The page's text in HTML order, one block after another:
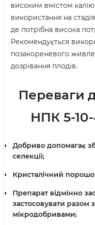
високим вмістом
використання на
де потрібна висока
Рекомендується
позакореневого
дозрівання плодів.
Переваги
НПК 5-10-
Добриво допомагає
селекції;
Кристалічний
Препарат відмінно
застосовувати разом
мікродобривами;